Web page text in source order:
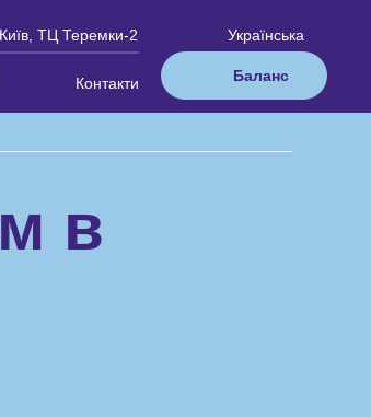
ТЦ Теремки-2 Українська
Контакти Баланс
в